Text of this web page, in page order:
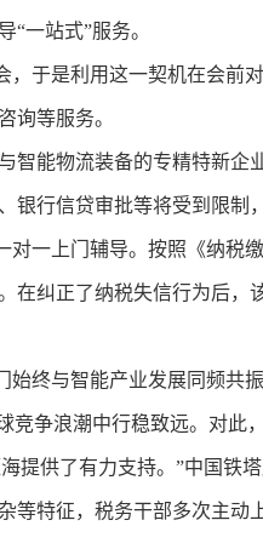
一站式”服务。
是利用这一契机在会前
询等服务。
能物流装备的专精特新企
银行信贷审批等将受到限制
上门辅导。按照《纳税
在纠正了纳税失信行为后，
与智能产业发展同频共振
竞争浪潮中行稳致远。对此
供了有力支持。”中国铁
等特征，税务干部多次主动